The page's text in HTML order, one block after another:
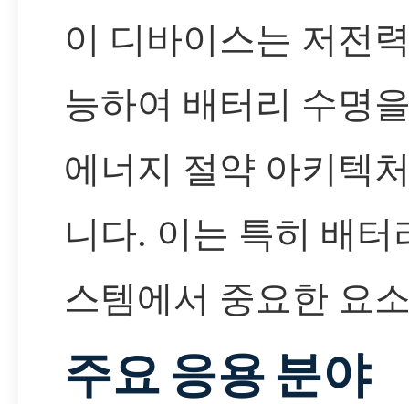
이 디바이스는 저전
능하여 배터리 수명
에너지 절약 아키텍
니다. 이는 특히 배터
스템에서 중요한 요
주요 응용 분야